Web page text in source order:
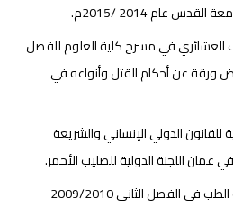
عام 2014 /2015م.
العشائري في مسرح كلية العلوم للفصل
2007م. وعرض ورقة عن أحكام القتل وأنواعه في
للقانون الدولي الإنساني والشريعة
عمان اللجنة الدولية للصليب الأحمر.
المشاركة في ندوة لكلية الطب في الفصل الثاني 2009/2010